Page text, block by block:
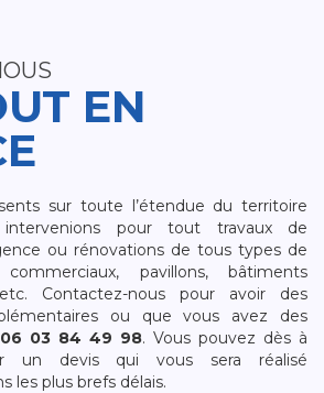
EN
sur toute l’étendue du territoire
pour tout travaux de
ou rénovations de tous types de
pavillons, bâtiments
Contactez-nous pour avoir des
ou que vous avez des
06 03 84 49 98. Vous pouvez dès à
un devis qui vous sera réalisé
les plus brefs délais.